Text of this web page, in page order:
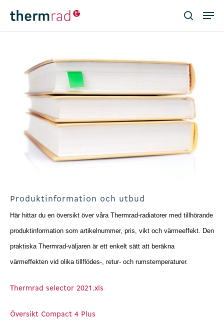
Produktinformation och utbud
Här hittar du en översikt över våra Thermrad-radiatorer med tillhörande
produktinformation som artikelnummer, pris, vikt och värmeeffekt. Den
praktiska Thermrad-väljaren är ett enkelt sätt att beräkna
värmeffekten vid olika tillflödes-, retur- och rumstemperaturer.
Thermrad selector 2021.xls
Översikt Compact 4 Plus